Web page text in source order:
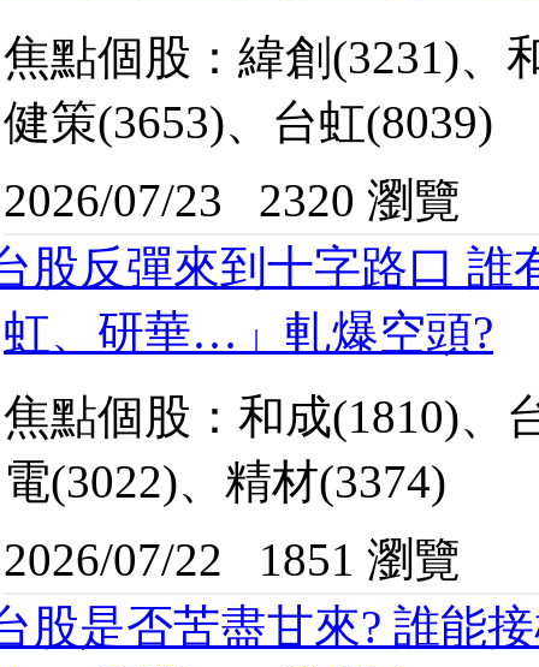
焦點個股：緯創(3231)、
健策(3653)、台虹(8039)
2026/07/23
2320 瀏覽
股反彈來到十字路口 誰
虹、研華…」軋爆空頭?
焦點個股：和成(1810)、
電(3022)、精材(3374)
2026/07/22
1851 瀏覽
股是否苦盡甘來? 誰能